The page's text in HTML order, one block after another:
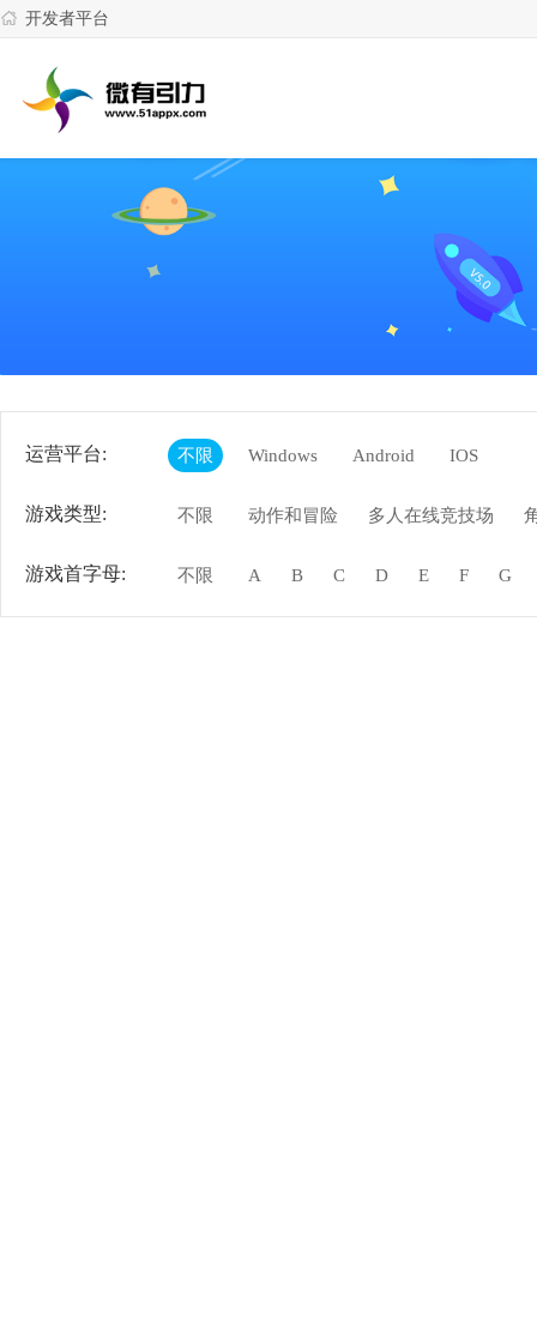
开发者平台
运营平台: 不限 Windows Android IOS
游戏类型: 不限 动作和冒险 多人在线竞技场
游戏首字母: 不限 A B C D E F G